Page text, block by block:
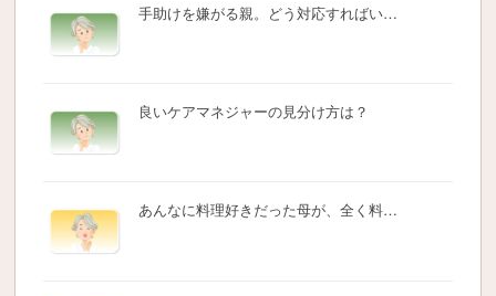
手助けを嫌がる親。どう対応すればい…
良いケアマネジャーの見分け方は？
あんなに料理好きだった母が、全く料…